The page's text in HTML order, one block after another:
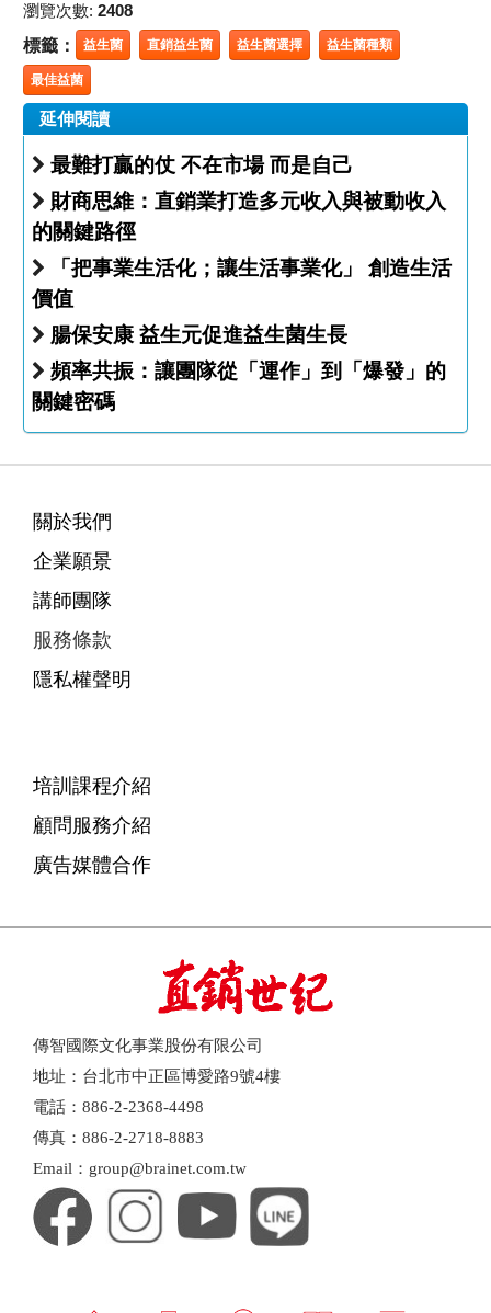
瀏覽次數: 2408
標籤： 益生菌 直銷益生菌 益生菌選擇 益生菌種類
最佳益菌
延伸閱讀
最難打贏的仗 不在市場 而是自己
財商思維：直銷業打造多元收入與被動收入
的關鍵路徑
「把事業生活化；讓生活事業化」 創造生活
價值
腸保安康 益生元促進益生菌生長
頻率共振：讓團隊從「運作」到「爆發」的
關鍵密碼
關於我們
企業願景
講師團隊
服務條款
隱私權聲明
培訓課程介紹
顧問服務介紹
廣告媒體合作
傳智國際文化事業股份有限公司
地址：台北市中正區博愛路9號4樓
電話：886-2-2368-4498
傳真：886-2-2718-8883
Email：group@brainet.com.tw